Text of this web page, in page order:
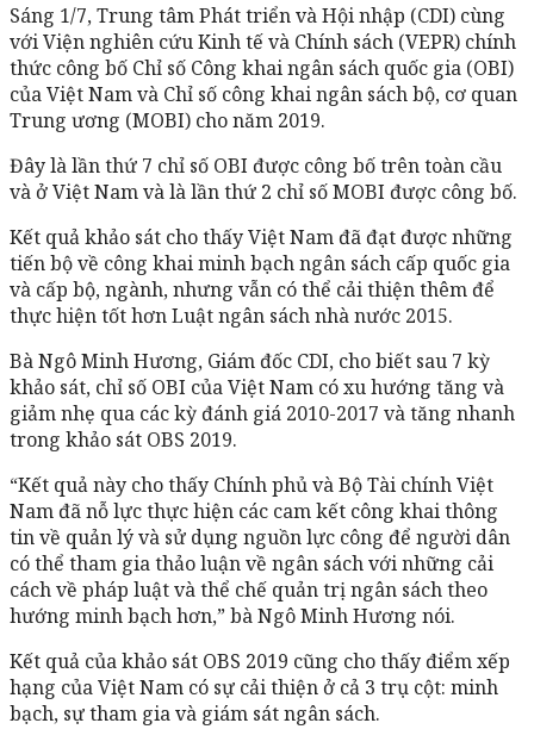
Sáng 1/7, Trung tâm Phát triển và Hội nhập (CDI) cùng
với Viện nghiên cứu Kinh tế và Chính sách (VEPR) chính
thức công bố Chỉ số Công khai ngân sách quốc gia (OBI)
của Việt Nam và Chỉ số công khai ngân sách bộ, cơ quan
Trung ương (MOBI) cho năm 2019.
Đây là lần thứ 7 chỉ số OBI được công bố trên toàn cầu
và ở Việt Nam và là lần thứ 2 chỉ số MOBI được công bố.
Kết quả khảo sát cho thấy Việt Nam đã đạt được những
tiến bộ về công khai minh bạch ngân sách cấp quốc gia
và cấp bộ, ngành, nhưng vẫn có thể cải thiện thêm để
thực hiện tốt hơn Luật ngân sách nhà nước 2015.
Bà Ngô Minh Hương, Giám đốc CDI, cho biết sau 7 kỳ
khảo sát, chỉ số OBI của Việt Nam có xu hướng tăng và
giảm nhẹ qua các kỳ đánh giá 2010-2017 và tăng nhanh
trong khảo sát OBS 2019.
“Kết quả này cho thấy Chính phủ và Bộ Tài chính Việt
Nam đã nỗ lực thực hiện các cam kết công khai thông
tin về quản lý và sử dụng nguồn lực công để người dân
có thể tham gia thảo luận về ngân sách với những cải
cách về pháp luật và thể chế quản trị ngân sách theo
hướng minh bạch hơn,” bà Ngô Minh Hương nói.
Kết quả của khảo sát OBS 2019 cũng cho thấy điểm xếp
hạng của Việt Nam có sự cải thiện ở cả 3 trụ cột: minh
bạch, sự tham gia và giám sát ngân sách.